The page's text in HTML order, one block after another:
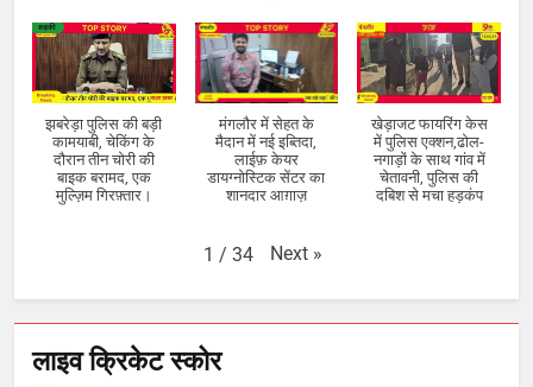
झबरेड़ा पुलिस की बड़ी
कामयाबी, चेकिंग के
दौरान तीन चोरी की
बाइक बरामद, एक
मुल्ज़िम गिरफ़्तार।
मंगलौर में सेहत के
मैदान में नई इब्तिदा,
लाईफ़ केयर
डायग्नोस्टिक सेंटर का
शानदार आग़ाज़
खेड़ाजट फायरिंग केस
में पुलिस एक्शन,ढोल-
नगाड़ों के साथ गांव में
चेतावनी, पुलिस की
दबिश से मचा हड़कंप
1 / 34 Next »
लाइव क्रिकेट स्कोर